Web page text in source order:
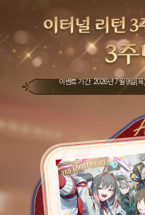
이벤트 기간: 2026년 7월 9일(